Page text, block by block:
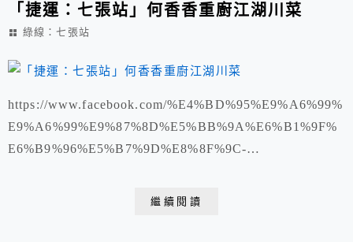
「捷運：七張站」何香香重廚江湖川菜
綠線：七張站
https://www.facebook.com/%E4%BD%95%E9%A6%99%
E9%A6%99%E9%87%8D%E5%BB%9A%E6%B1%9F%
E6%B9%96%E5%B7%9D%E8%8F%9C-
繼續閱讀